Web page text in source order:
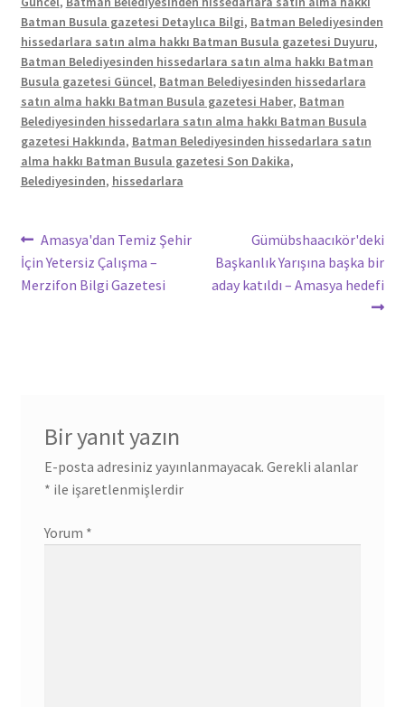
Batman Busula gazetesi Detaylıca Bilgi, Batman Belediyesinden
hissedarlara satın alma hakkı Batman Busula gazetesi Duyuru,
Batman Belediyesinden hissedarlara satın alma hakkı Batman
Busula gazetesi Güncel, Batman Belediyesinden hissedarlara
satın alma hakkı Batman Busula gazetesi Haber, Batman
Belediyesinden hissedarlara satın alma hakkı Batman Busula
gazetesi Hakkında, Batman Belediyesinden hissedarlara satın
alma hakkı Batman Busula gazetesi Son Dakika,
Belediyesinden, hissedarlara
Yazı
gezinmesi
Önceki
yazı:
Amasya'dan Temiz Şehir
İçin Yetersiz Çalışma –
Merzifon Bilgi Gazetesi
Sonraki
yazı:
Gümübshaacıkör'deki
Başkanlık Yarışına başka bir
aday katıldı – Amasya hedefi
Bir yanıt yazın
E-posta adresiniz yayınlanmayacak. Gerekli alanlar
* ile işaretlenmişlerdir
Yorum *